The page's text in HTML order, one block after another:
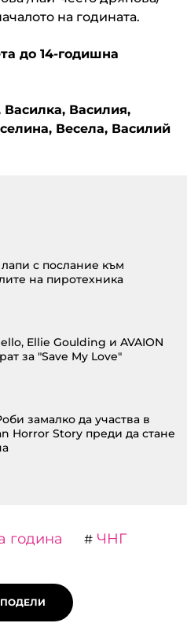
на годината.
до 14-годишна
Василка, Василия,
Весела, Василий
с послание към
на пиротехника
Ellie Goulding и AVAION
за "Save My Love"
замалко да участва в
Horror Story преди да стане
година # ЧНГ